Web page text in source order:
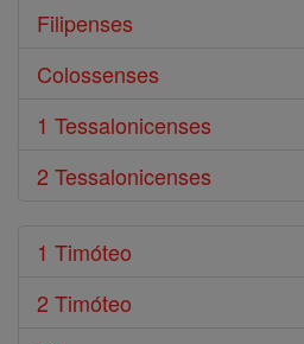
Filipenses
Colossenses
1 Tessalonicenses
2 Tessalonicenses
1 Timóteo
2 Timóteo